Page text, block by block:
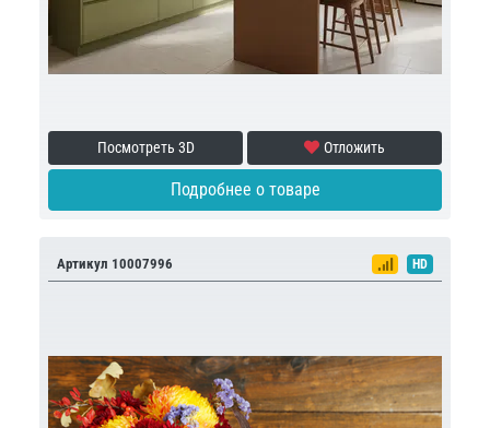
Посмотреть 3D Отложить
Подробнее о товаре
Артикул 10007996 HD